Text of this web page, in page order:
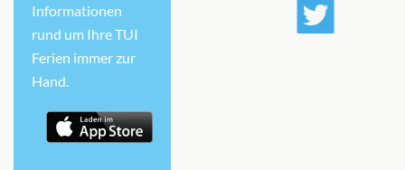
Informationen
rund um Ihre TUI
Ferien immer zur
Hand.